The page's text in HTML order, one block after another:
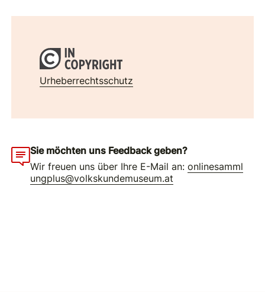
Urheberrechtsschutz
Sie möchten uns Feedback geben?
Wir freuen uns über Ihre E-Mail an:onlinesamml
ungplus@volkskundemuseum.at